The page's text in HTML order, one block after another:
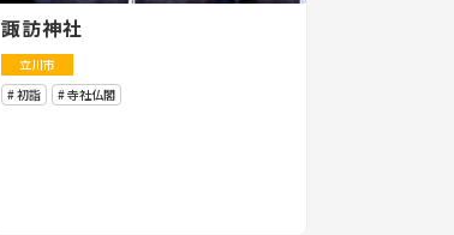
諏訪神社
立川市
初詣
寺社仏閣